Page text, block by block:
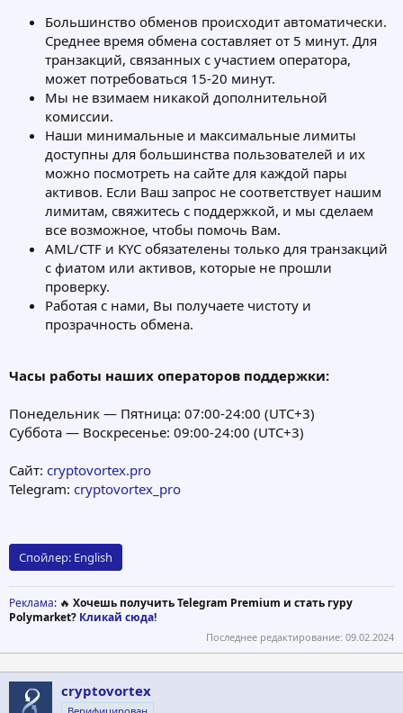
Большинство обменов происходит автоматически.
Среднее время обмена составляет от 5 минут. Для
транзакций, связанных с участием оператора,
может потребоваться 15-20 минут.
Мы не взимаем никакой дополнительной
комиссии.
Наши минимальные и максимальные лимиты
доступны для большинства пользователей и их
можно посмотреть на сайте для каждой пары
активов. Если Ваш запрос не соответствует нашим
лимитам, свяжитесь с поддержкой, и мы сделаем
все возможное, чтобы помочь Вам.
AML/CTF и KYC обязателены только для транзакций
с фиатом или активов, которые не прошли
проверку.
Работая с нами, Вы получаете чистоту и
прозрачность обмена.
Часы работы наших операторов поддержки:
Понедельник — Пятница: 07:00-24:00 (UTC+3)
Суббота — Воскресенье: 09:00-24:00 (UTC+3)
Сайт: cryptovortex.pro
Telegram: cryptovortex_pro
Спойлер: English
Реклама: 🔥 Хочешь получить Telegram Premium и стать гуру
Polymarket? Кликай сюда!
Последнее редактирование: 09.02.2024
cryptovortex